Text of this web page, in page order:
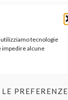
tecnologie
impedire alcune
PREFERENZE